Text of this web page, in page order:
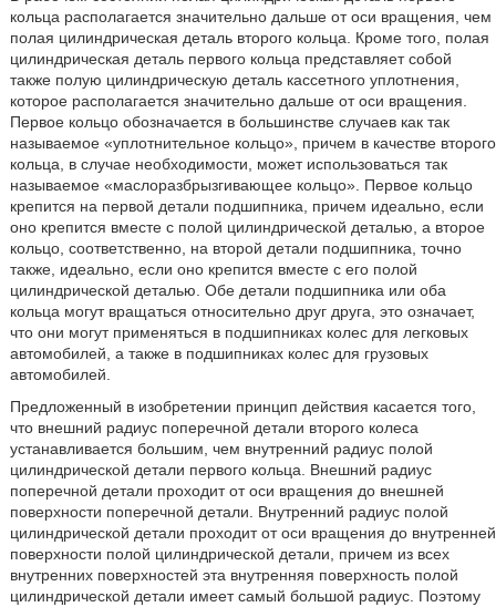
кольца располагается значительно дальше от оси вращения, чем
полая цилиндрическая деталь второго кольца. Кроме того, полая
цилиндрическая деталь первого кольца представляет собой
также полую цилиндрическую деталь кассетного уплотнения,
которое располагается значительно дальше от оси вращения.
Первое кольцо обозначается в большинстве случаев как так
называемое «уплотнительное кольцо», причем в качестве второго
кольца, в случае необходимости, может использоваться так
называемое «маслоразбрызгивающее кольцо». Первое кольцо
крепится на первой детали подшипника, причем идеально, если
оно крепится вместе с полой цилиндрической деталью, а второе
кольцо, соответственно, на второй детали подшипника, точно
также, идеально, если оно крепится вместе с его полой
цилиндрической деталью. Обе детали подшипника или оба
кольца могут вращаться относительно друг друга, это означает,
что они могут применяться в подшипниках колес для легковых
автомобилей, а также в подшипниках колес для грузовых
автомобилей.
Предложенный в изобретении принцип действия касается того,
что внешний радиус поперечной детали второго колеса
устанавливается большим, чем внутренний радиус полой
цилиндрической детали первого кольца. Внешний радиус
поперечной детали проходит от оси вращения до внешней
поверхности поперечной детали. Внутренний радиус полой
цилиндрической детали проходит от оси вращения до внутренней
поверхности полой цилиндрической детали, причем из всех
внутренних поверхностей эта внутренняя поверхность полой
цилиндрической детали имеет самый большой радиус. Поэтому